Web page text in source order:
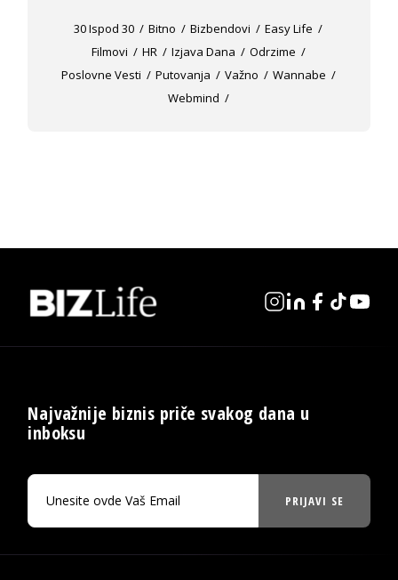
30 Ispod 30 Bitno Bizbendovi
Easy Life
Filmovi
HR Izjava Dana
Odrzime
Poslovne Vesti
Putovanja Važno
Wannabe
Webmind
Najvažnije biznis priče svakog dana u
inboksu
PRIJAVI SE